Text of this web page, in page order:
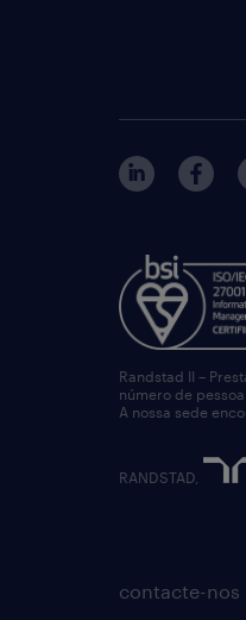
contacte-nos
Randstad II –
número de
A nossa sede
RANDSTAD,